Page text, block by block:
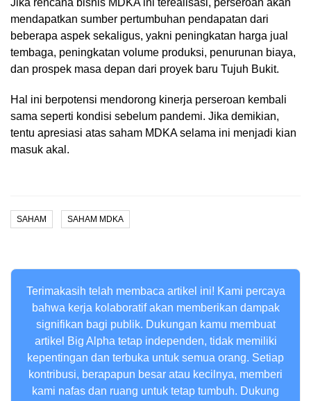
Jika rencana bisnis MDKA ini terealisasi, perseroan akan
mendapatkan sumber pertumbuhan pendapatan dari
beberapa aspek sekaligus, yakni peningkatan harga jual
tembaga, peningkatan volume produksi, penurunan biaya,
dan prospek masa depan dari proyek baru Tujuh Bukit.
Hal ini berpotensi mendorong kinerja perseroan kembali
sama seperti kondisi sebelum pandemi. Jika demikian,
tentu apresiasi atas saham MDKA selama ini menjadi kian
masuk akal.
SAHAM SAHAM MDKA
Terimakasih telah membaca artikel ini! Kami percaya
bahwa kerja kolaboratif akan memberikan dampak
signifikan bagi publik. Dukungan kamu membuat
artikel Big Alpha tetap independen, tidak memiliki
kepentingan dan terbuka untuk semua orang. Setiap
kontribusi, berapapun besar atau kecilnya, memberi
kami nafas dan ruang untuk tetap tumbuh. Dukung